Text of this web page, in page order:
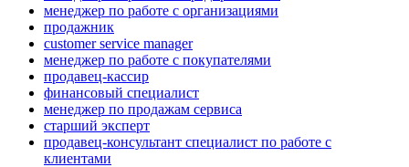
менеджер по работе с организациями
продажник
customer service manager
менеджер по работе с покупателями
продавец-кассир
финансовый специалист
менеджер по продажам сервиса
старший эксперт
продавец-консультант специалист по работе с
клиентами